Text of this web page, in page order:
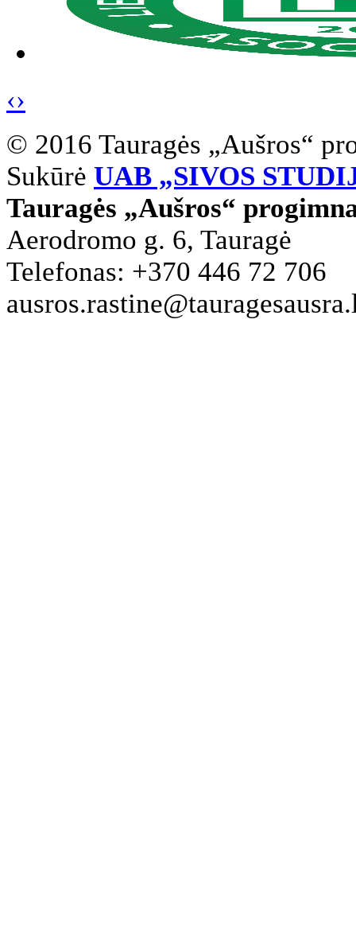
‹›
© 2016 Tauragės „Aušros“
Sukūrė UAB „SIVOS
Tauragės „Aušros“
Aerodromo g. 6, Tauragė
Telefonas: +370 446 72 706